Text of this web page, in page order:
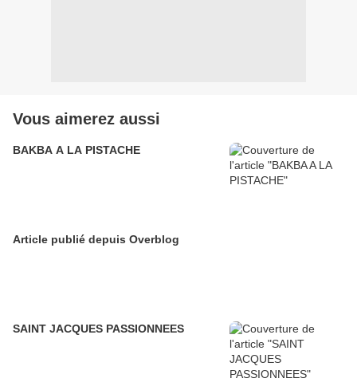
Vous aimerez aussi
BAKBA A LA PISTACHE
Article publié depuis Overblog
SAINT JACQUES PASSIONNEES